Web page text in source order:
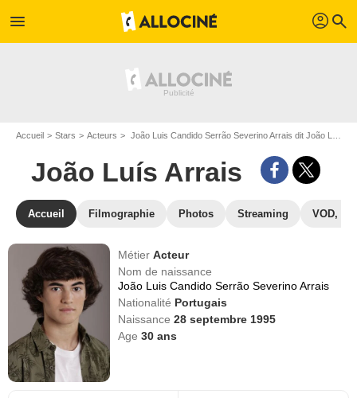
menu profil search
Accueil Stars Acteurs João Luis Candido Serrão Severino Arrais dit João Luís Arrais
João Luís Arrais
Accueil Filmographie Photos Streaming VOD,
MétierActeur
Nom de naissance
João Luis Candido Serrão Severino Arrais
Nationalité Portugais
Naissance28 septembre 1995
Age30 ans